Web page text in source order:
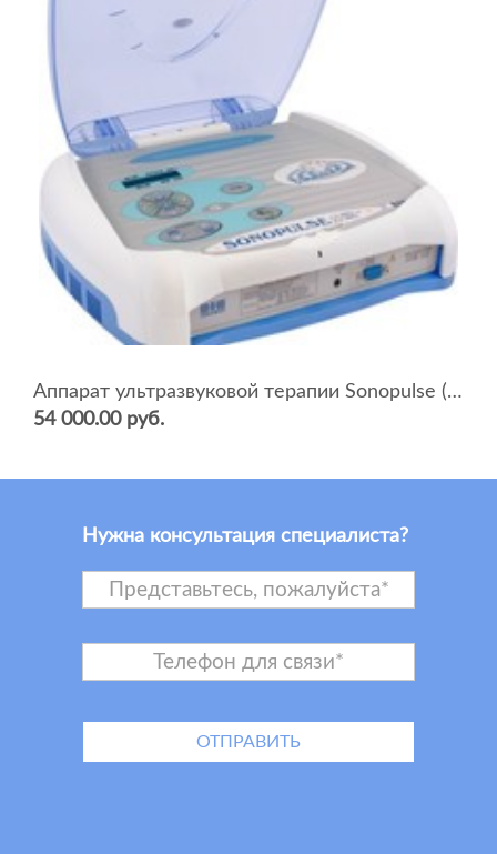
Аппарат ультразвуковой терапии Sonopulse (мультичастотный 1 и 3 Мгц)
54 000.00 руб.
Нужна консультация специалиста?